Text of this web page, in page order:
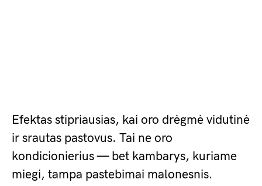
Efektas stipriausias, kai oro drėgmė vidutinė
ir srautas pastovus. Tai ne oro
kondicionierius — bet kambarys, kuriame
miegi, tampa pastebimai malonesnis.